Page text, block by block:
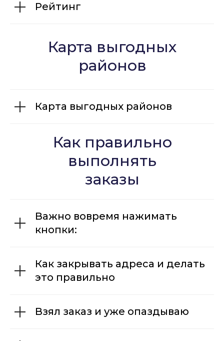
Рейтинг
Карта выгодных
районов
Карта выгодных районов
Как правильно
выполнять
заказы
Важно вовремя нажимать
кнопки:
Как закрывать адреса и делать
это правильно
Взял заказ и уже опаздываю